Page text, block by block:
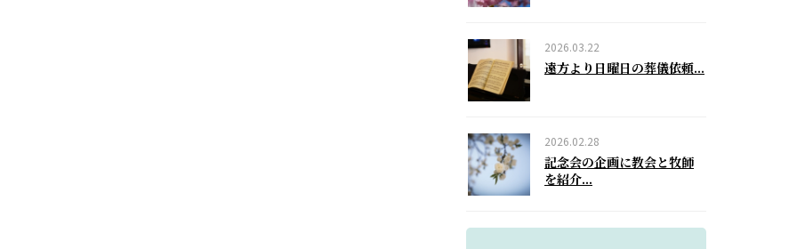
2026.03.22
遠方より日曜日の葬儀依頼...
2026.02.28
記念会の企画に教会と牧師
を紹介...